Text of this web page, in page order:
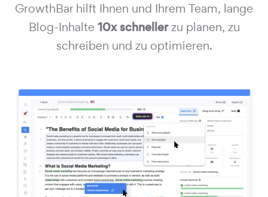
GrowthBar hilft Ihnen und Ihrem Team, lange
Blog-Inhalte 10x schnellerzu planen, zu
schreiben und zu optimieren.